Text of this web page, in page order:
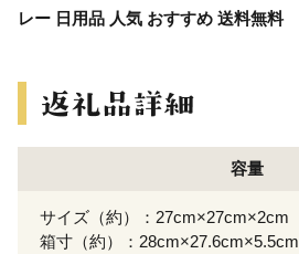
レー 日用品 人気 おすすめ 送料無料
容量
サイズ（約）：27cm×27cm×2cm
箱寸（約）：28cm×27.6cm×5.5cm